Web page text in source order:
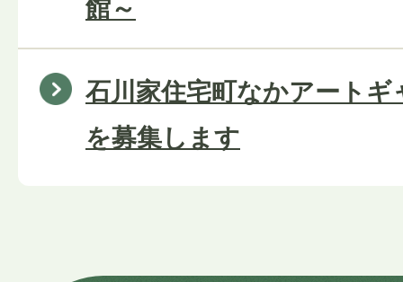
石川家住宅町なかアート
を募集します